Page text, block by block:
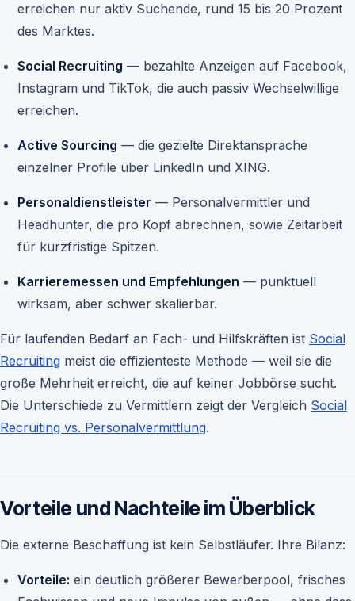
erreichen nur aktiv Suchende, rund 15 bis 20 Prozent
des Marktes.
Social Recruiting — bezahlte Anzeigen auf Facebook,
Instagram und TikTok, die auch passiv Wechselwillige
erreichen.
Active Sourcing — die gezielte Direktansprache
einzelner Profile über LinkedIn und XING.
Personaldienstleister — Personalvermittler und
Headhunter, die pro Kopf abrechnen, sowie Zeitarbeit
für kurzfristige Spitzen.
Karrieremessen und Empfehlungen — punktuell
wirksam, aber schwer skalierbar.
Für laufenden Bedarf an Fach- und Hilfskräften ist Social
Recruiting meist die effizienteste Methode — weil sie die
große Mehrheit erreicht, die auf keiner Jobbörse sucht.
Die Unterschiede zu Vermittlern zeigt der Vergleich Social
Recruiting vs. Personalvermittlung.
Vorteile und Nachteile im Überblick
Die externe Beschaffung ist kein Selbstläufer. Ihre Bilanz:
Vorteile: ein deutlich größerer Bewerberpool, frisches